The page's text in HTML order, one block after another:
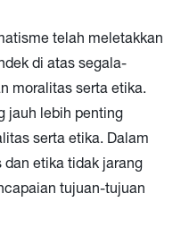
telah meletakkan
di atas segala-
moralitas serta etika.
jauh lebih penting
serta etika. Dalam
etika tidak jarang
tujuan-tujuan